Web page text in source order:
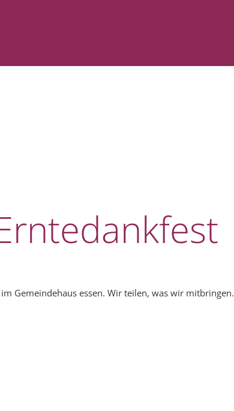
Gemeindehaus essen. Wir teilen, was wir mitbringen.